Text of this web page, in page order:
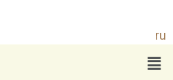
ru
en